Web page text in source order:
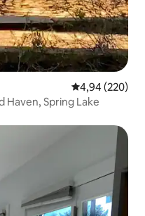
Średnia
4,94 (220)
Haven, Spring Lake